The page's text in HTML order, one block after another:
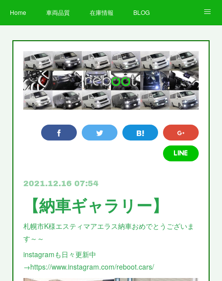
Home 車両品質 在庫情報 BLOG
お客様の声 STAFF 企業情報
プライバシーポリシー
2021.12.16 07:54
【納車ギャラリー】
札幌市K様エスティマアエラス納車おめでとうございま
す～～
instagramも日々更新中
→https://www.instagram.com/reboot.cars/